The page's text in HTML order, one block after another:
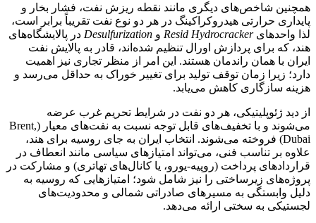
همچنین شاخص‌های دیگری مانند نقطه ریزش نفت، فشار بخار و
پایداری حرارتی هیدروکراکینگ در هر دو نوع نفت تقریباً برابر است،
لذا واحدهای Resid Hydrocracker و
در پالایشگاه‌های
هند، که برای پردازش اورال تنظیم شده‌اند، قادر به پالایش نفت
ایران با همان راندمان هستند. این امر از منظر تجاری نیز اهمیت
دارد؛ زیرا زمان توقف تولید برای تغییر خوراک به حداقل می‌رسد و
هزینه سازگاری کاهش می‌یابد.
از دید ژئوپلیتیکی، هر دو نفت در شرایط تحریم غرب عرضه
می‌شوند و با تخفیف‌های قابل توجه نسبت به نفت‌های معیار (Brent,
Dubai) فروخته می‌شوند. انتخاب ایران به جای روسیه برای هند،
علاوه بر تناسب فنی، می‌تواند امتیازهای سیاسی مانند انعطاف در
قراردادهای پرداخت (روپیه-یورو، یا کانال‌های تهاتری) و مشارکت در
پروژه‌های زیرساختی را نیز شامل شود؛ امتیازهایی که روسیه به
دلیل وابستگی به مسیرهای صادراتی شمالی و محدودیت‌های
لجستیکی به سختی ارائه می‌دهد.